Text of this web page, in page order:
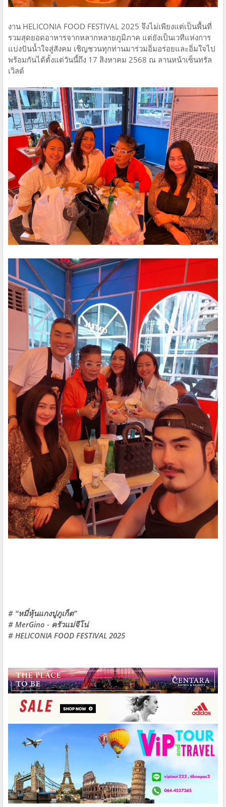
งาน HELICONIA FOOD FESTIVAL 2025 จึงไม่เพียงแต่เป็นพื้นที่
รวมสุดยอดอาหารจากหลากหลายภูมิภาค แต่ยังเป็นเวทีแห่งการ
แบ่งปันน้ำใจสู่สังคม เชิญชวนทุกท่านมาร่วมอิ่มอร่อยและอิ่มใจไป
พร้อมกันได้ตั้งแต่วันนี้ถึง 17 สิงหาคม 2568 ณ ลานหน้าเซ็นทรัล
เวิลด์
# “หมี่หุ้นแกงปูภูเก็ต”
# MerGino - ครัวแม่จีโน่
# HELICONIA FOOD FESTIVAL 2025